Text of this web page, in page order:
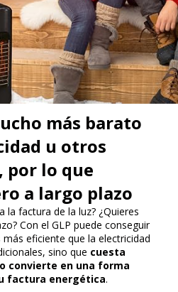
más barato
u otros
por lo que
a largo plazo
la factura de la luz? ¿Quieres
Con el GLP puede conseguir
eficiente que la electricidad
sino que cuesta
convierte en una forma
factura energética.